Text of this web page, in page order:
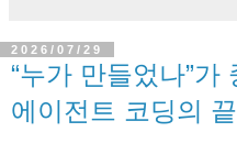
2026/07/29
“누가 만들었나”
에이전트 코딩의